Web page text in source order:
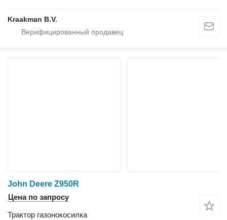
Kraakman B.V.
John Deere Z950R
Цена по запросу
Трактор газонокосилка